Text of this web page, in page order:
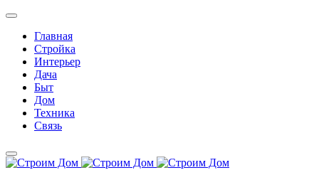
Главная
Стройка
Интерьер
Дача
Быт
Дом
Техника
Связь